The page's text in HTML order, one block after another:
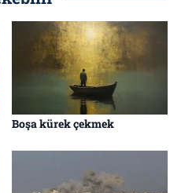
Boşa kürek çekmek